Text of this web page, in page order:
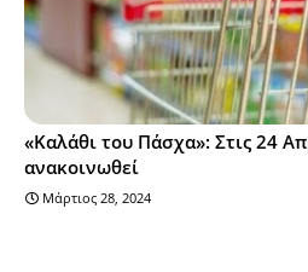
«Καλάθι του Πάσχα»: Στις 24
ανακοινωθεί
Μάρτιος 28, 2024